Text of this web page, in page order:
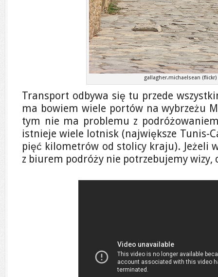
gallagher.michaelsean (flickr)
Transport odbywa się tu przede
ma bowiem wiele portów na wybrzeżu
tym nie ma problemu z
istnieje wiele lotnisk (największe Tunis-
pięć kilometrów od stolicy kraju). Jeżeli
z biurem podróży nie potrzebujemy wizy,